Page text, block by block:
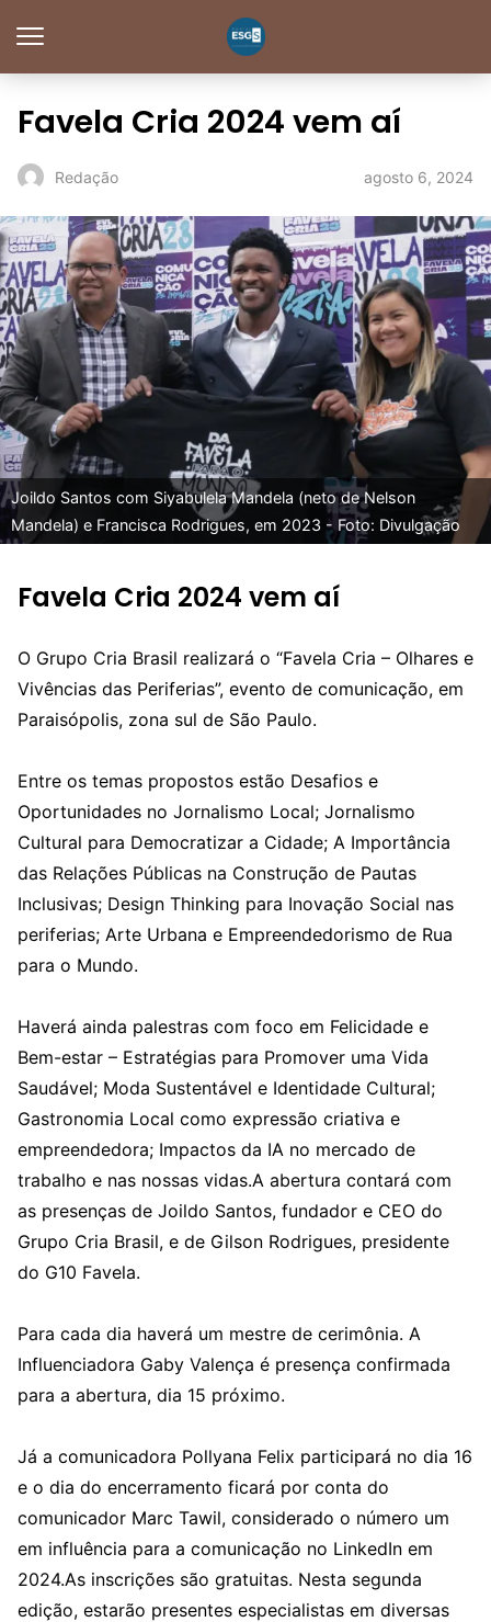
Favela Cria 2024 vem aí
Redação agosto 6, 2024
Joildo Santos com Siyabulela Mandela (neto de Nelson
Mandela) e Francisca Rodrigues, em 2023 - Foto: Divulgação
Favela Cria 2024 vem aí
O Grupo Cria Brasil realizará o “Favela Cria – Olhares e
Vivências das Periferias”, evento de comunicação, em
Paraisópolis, zona sul de São Paulo.
Entre os temas propostos estão Desafios e
Oportunidades no Jornalismo Local; Jornalismo
Cultural para Democratizar a Cidade; A Importância
das Relações Públicas na Construção de Pautas
Inclusivas; Design Thinking para Inovação Social nas
periferias; Arte Urbana e Empreendedorismo de Rua
para o Mundo.
Haverá ainda palestras com foco em Felicidade e
Bem-estar – Estratégias para Promover uma Vida
Saudável; Moda Sustentável e Identidade Cultural;
Gastronomia Local como expressão criativa e
empreendedora; Impactos da IA no mercado de
trabalho e nas nossas vidas.A abertura contará com
as presenças de Joildo Santos, fundador e CEO do
Grupo Cria Brasil, e de Gilson Rodrigues, presidente
do G10 Favela.
Para cada dia haverá um mestre de cerimônia. A
Influenciadora Gaby Valença é presença confirmada
para a abertura, dia 15 próximo.
Já a comunicadora Pollyana Felix participará no dia 16
e o dia do encerramento ficará por conta do
comunicador Marc Tawil, considerado o número um
em influência para a comunicação no LinkedIn em
2024.As inscrições são gratuitas. Nesta segunda
edição, estarão presentes especialistas em diversas